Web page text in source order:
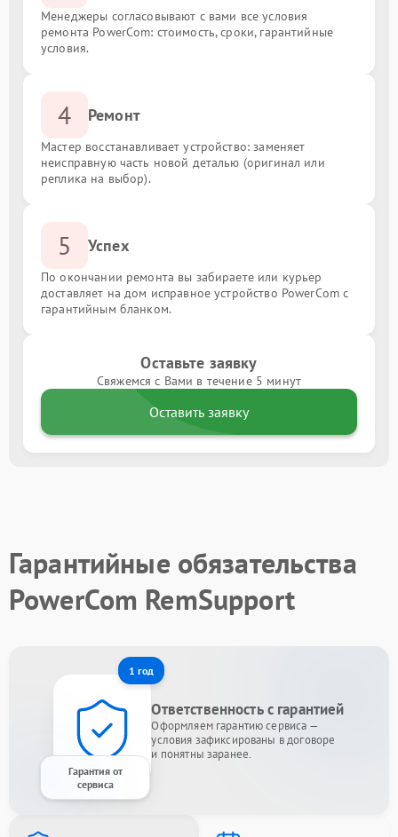
Менеджеры согласовывают с вами все условия
ремонта PowerCom: стоимость, сроки, гарантийные
условия.
4 Ремонт
Мастер восстанавливает устройство: заменяет
неисправную часть новой деталью (оригинал или
реплика на выбор).
5 Успех
По окончании ремонта вы забираете или курьер
доставляет на дом исправное устройство PowerCom с
гарантийным бланком.
Оставьте заявку
Свяжемся с Вами в течение 5 минут
Оставить заявку
Гарантийные обязательства
PowerCom RemSupport
1 год
Гарантия от
сервиса
Ответственность с гарантией
Оформляем гарантию сервиса —
условия зафиксированы в договоре
и понятны заранее.